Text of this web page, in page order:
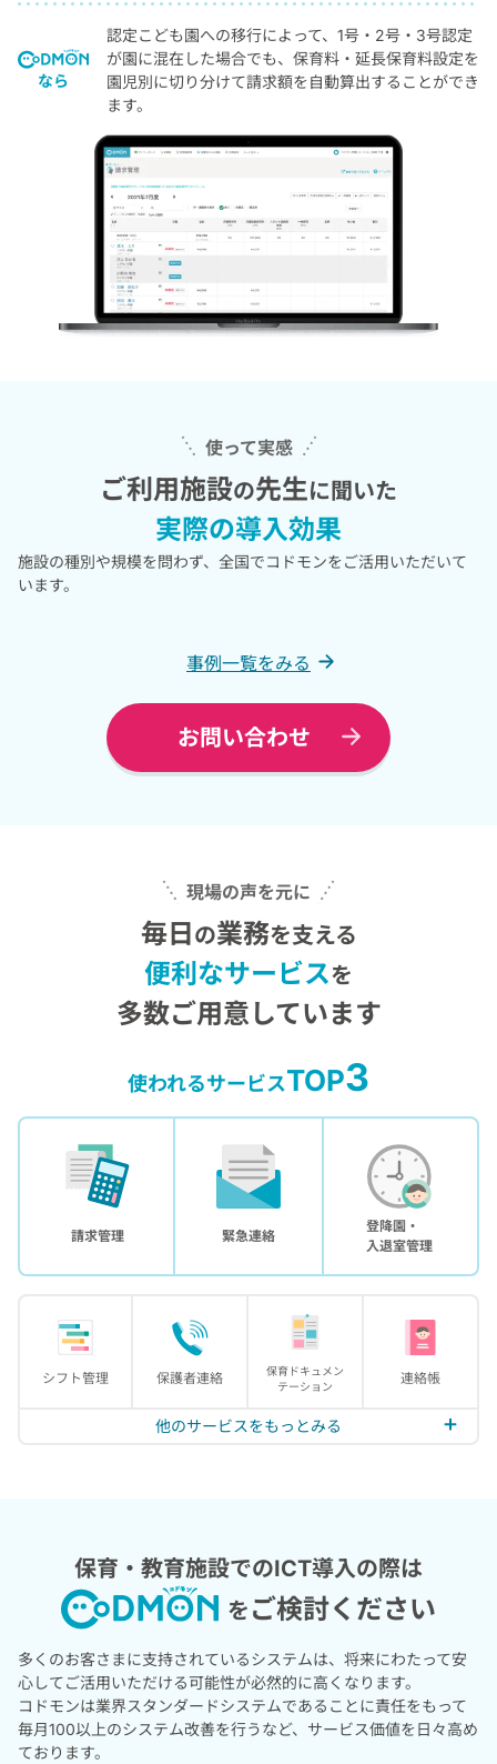
なら
認定こども園への移行によって、1号・2号・3号認定
が園に混在した場合でも、保育料・延長保育料設定を
園児別に切り分けて請求額を自動算出することができ
ます。
使って実感
ご利用施設の先生に聞いた
実際の導入効果
施設の種別や規模を問わず、全国でコドモンをご活用いただいて
います。
事例一覧をみる
お問い合わせ
現場の声を元に
毎日 の業務を支える
便利なサービスを
多数ご用意しています
使われるサービスTOP3
請求管理 緊急連絡
登降園・
入退室管理
シフト管理 保護者連絡
保育ドキュメン
テーション
連絡帳
他のサービスをもっとみる
保育・教育施設でのICT導入の際は
を ご検討ください
多くのお客さまに支持されているシステムは、 将来にわたって安
心してご活用いただける可能性が必然的に高くなります。
コドモンは業界スタンダードシステムであることに責任をもって
毎月100以上のシステム改善を行うなど、サービス価値を日々高め
ております。